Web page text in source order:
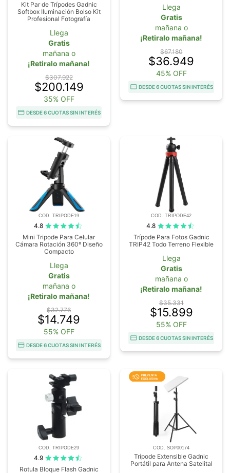
Kit Par de Trípodes Gadnic
Softbox Iluminación Bolso Kit
Profesional Fotografía
Llega
Gratis
mañana o
¡Retiralo mañana!
$307.922
$200.149
35% OFF
DESDE 6 CUOTAS SIN INTERÉS
Llega
Gratis
mañana o
¡Retiralo mañana!
$67.180
$36.949
45% OFF
DESDE 6 CUOTAS SIN INTERÉS
COD. TRIPODE19
4.8
Mini Tripode Para Celular
Cámara Rotación 360º Diseño
Compacto
Llega
Gratis
mañana o
¡Retiralo mañana!
$32.776
$14.749
55% OFF
DESDE 6 CUOTAS SIN INTERÉS
COD. TRIPODE42
4.8
Trípode Para Fotos Gadnic
TRIP42 Todo Terreno Flexible
Llega
Gratis
mañana o
¡Retiralo mañana!
$35.331
$15.899
55% OFF
DESDE 6 CUOTAS SIN INTERÉS
COD. TRIPODE29
4.9
Rotula Bloque Flash Gadnic
COD. SOP00174
Trípode Extensible Gadnic
Portátil para Antena Satelital